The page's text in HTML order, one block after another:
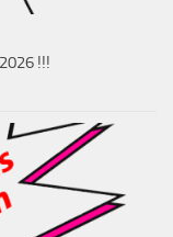
!!!